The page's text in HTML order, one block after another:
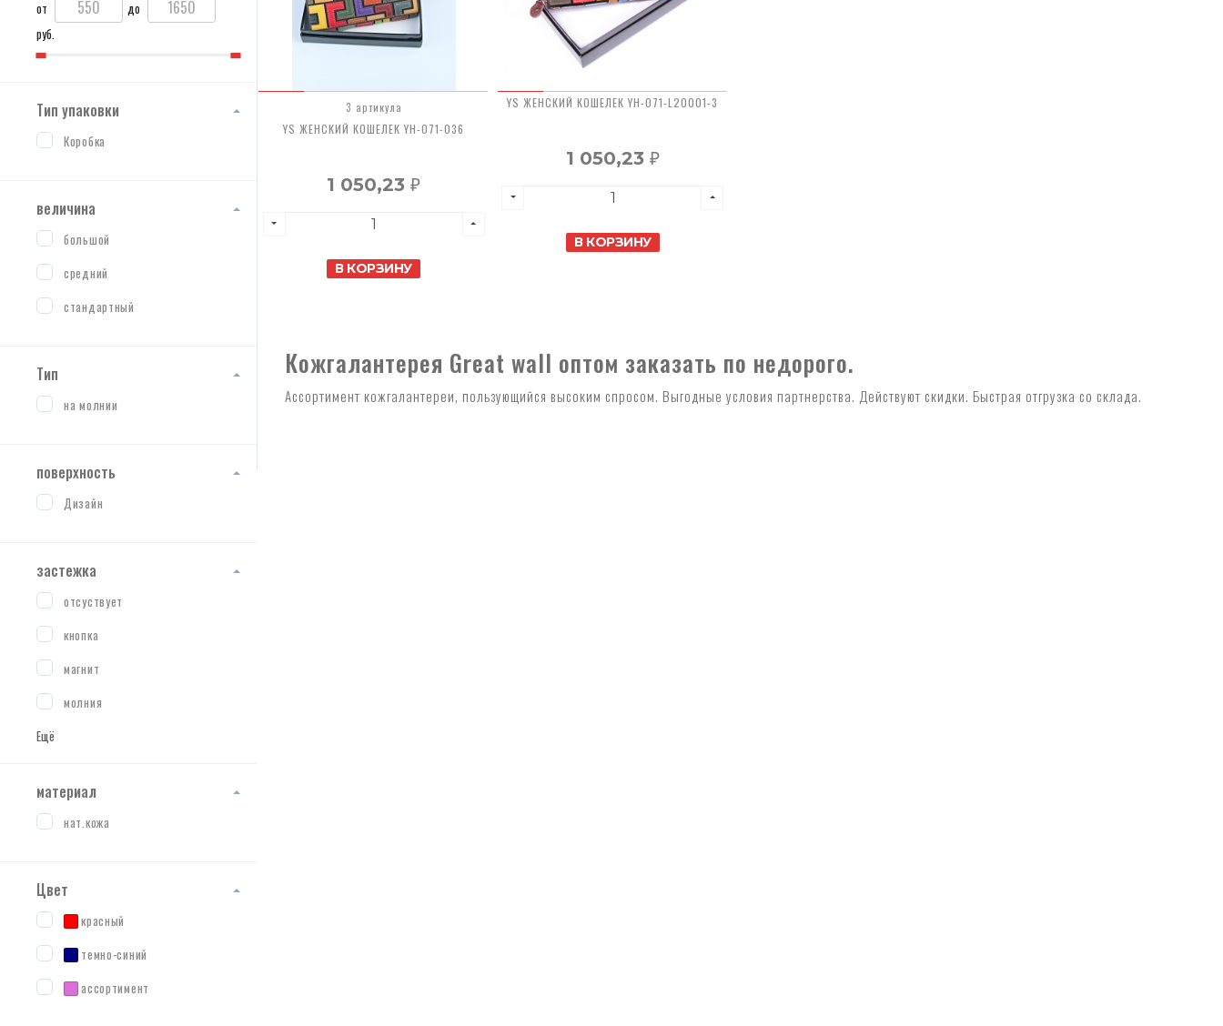
от
до
руб.
Тип упаковки
Коробка
величина
большой
средний
стандартный
Тип
на молнии
поверхность
Дизайн
застежка
отсуствует
кнопка
магнит
молния
Ещё
материал
нат.кожа
Цвет
красный
темно-синий
ассортимент
3 артикула
YS ЖЕНСКИЙ КОШЕЛЕК YH-071-036
1 050,23₽
В КОРЗИНУ
YS ЖЕНСКИЙ КОШЕЛЕК YH-071-L20001-3
1 050,23 ₽
В КОРЗИНУ
Кожгалантерея Great wall оптом заказать по недорого.
Ассортимент кожгалантереи, пользующийся высоким спросом. Выгодные условия партнерства. Действуют скидки. Быстрая отгрузка со склада.